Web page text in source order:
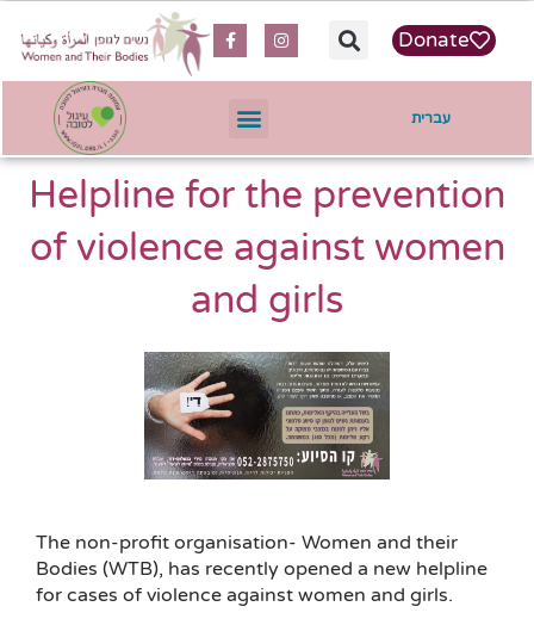
Donate
עברית
Helpline for the prevention
of violence against women
and girls
The non-profit organisation- Women and their
Bodies (WTB), has recently opened a new helpline
for cases of violence against women and girls.